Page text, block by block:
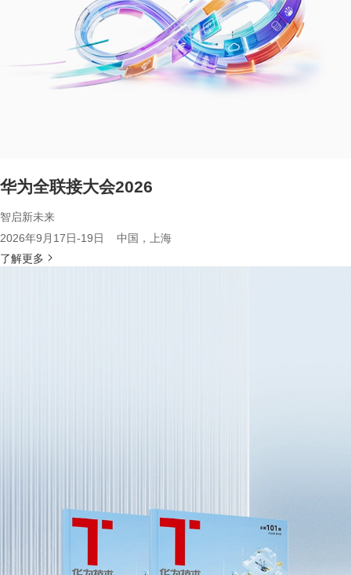
华为全联接大会2026
智启新未来
2026年9月17日-19日 中国，上海
了解更多